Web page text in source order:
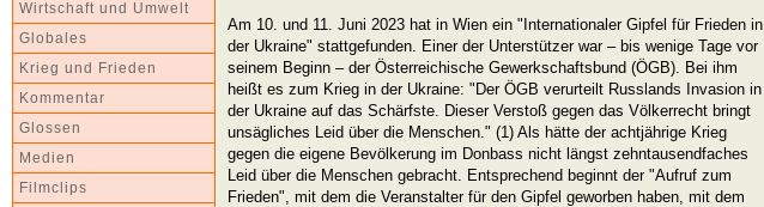
Wirtschaft und Umwelt
Globales
Krieg und Frieden
Kommentar
Glossen
Medien
Filmclips
Am 10. und 11. Juni 2023 hat in Wien ein "Internationaler Gipfel für Frieden in
der Ukraine" stattgefunden. Einer der Unterstützer war – bis wenige Tage vor
seinem Beginn – der Österreichische Gewerkschaftsbund (ÖGB). Bei ihm
heißt es zum Krieg in der Ukraine: "Der ÖGB verurteilt Russlands Invasion in
der Ukraine auf das Schärfste. Dieser Verstoß gegen das Völkerrecht bringt
unsägliches Leid über die Menschen." (1) Als hätte der achtjährige Krieg
gegen die eigene Bevölkerung im Donbass nicht längst zehntausendfaches
Leid über die Menschen gebracht. Entsprechend beginnt der "Aufruf zum
Frieden", mit dem die Veranstalter für den Gipfel geworben haben, mit dem